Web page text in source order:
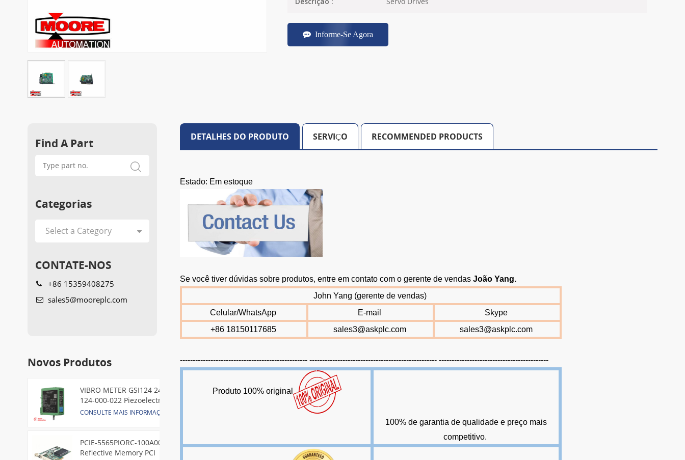
Descrição :
Informe-Se Agora
DETALHES DO PRODUTO SERVIÇO RECOMMENDED PRODUCTS
Estado: Em estoque
Se você tiver dúvidas sobre produtos, entre em contato com o gerente de vendasJoão Yang.
John Yang (gerente de vendas)
Celular/WhatsApp
E-mail
Skype
+86 18150117685
sales3@askplc.com sales3@askplc.com
-------------------------------------------------- -------------------------------------------------- -------------------------------------------
Produto 100% original
100% de garantia de qualidade e preço mais
competitivo.
Find A Part
Categorias
CONTATE-NOS
+86 15359408275
sales5@mooreplc.com
Novos Produtos
VIBRO METER GSI124 244-
124-000-022 Piezoelectric
Pressure Transducer
CONSULTE MAIS INFORMAÇÃO
PCIE-5565PIORC-100A00
Reflective Memory PCI